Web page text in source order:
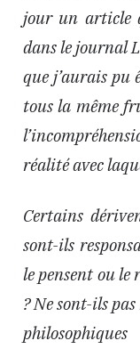
jour un article
dans le journal
que j’aurais pu
tous la même
réalité avec
Certains
sont-ils
le pensent ou
? Ne sont-ils